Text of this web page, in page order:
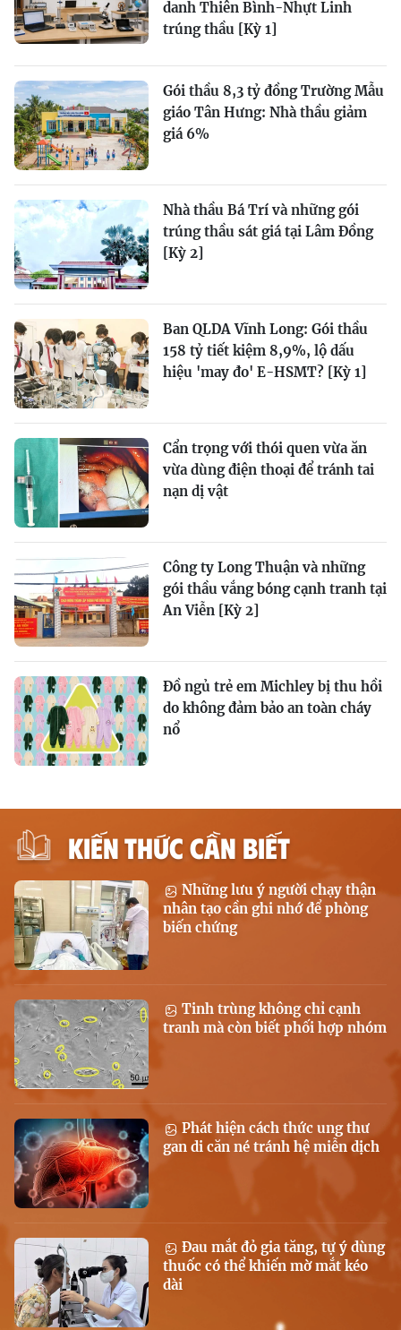
danh Thiên Bình-Nhựt Linh
trúng thầu [Kỳ 1]
Gói thầu 8,3 tỷ đồng Trường Mẫu
giáo Tân Hưng: Nhà thầu giảm
giá 6%
Nhà thầu Bá Trí và những gói
trúng thầu sát giá tại Lâm Đồng
[Kỳ 2]
Ban QLDA Vĩnh Long: Gói thầu
158 tỷ tiết kiệm 8,9%, lộ dấu
hiệu 'may đo' E-HSMT? [Kỳ 1]
Cẩn trọng với thói quen vừa ăn
vừa dùng điện thoại để tránh tai
nạn dị vật
Công ty Long Thuận và những
gói thầu vắng bóng cạnh tranh tại
An Viễn [Kỳ 2]
Đồ ngủ trẻ em Michley bị thu hồi
do không đảm bảo an toàn cháy
nổ
KIẾN THỨC CẦN BIẾT
Những lưu ý người chạy thận
nhân tạo cần ghi nhớ để phòng
biến chứng
Tinh trùng không chỉ cạnh
tranh mà còn biết phối hợp nhóm
Phát hiện cách thức ung thư
gan di căn né tránh hệ miễn dịch
Đau mắt đỏ gia tăng, tự ý dùng
thuốc có thể khiến mờ mắt kéo
dài